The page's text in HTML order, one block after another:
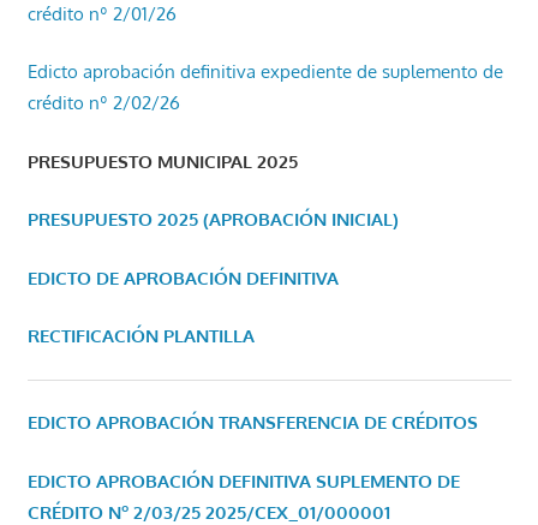
crédito nº 2/01/26
Edicto aprobación definitiva expediente de suplemento de
crédito nº 2/02/26
PRESUPUESTO MUNICIPAL 2025
PRESUPUESTO 2025 (APROBACIÓN INICIAL)
EDICTO DE APROBACIÓN DEFINITIVA
RECTIFICACIÓN PLANTILLA
EDICTO APROBACIÓN TRANSFERENCIA DE CRÉDITOS
EDICTO APROBACIÓN DEFINITIVA SUPLEMENTO DE
CRÉDITO Nº 2/03/25 2025/CEX_01/000001